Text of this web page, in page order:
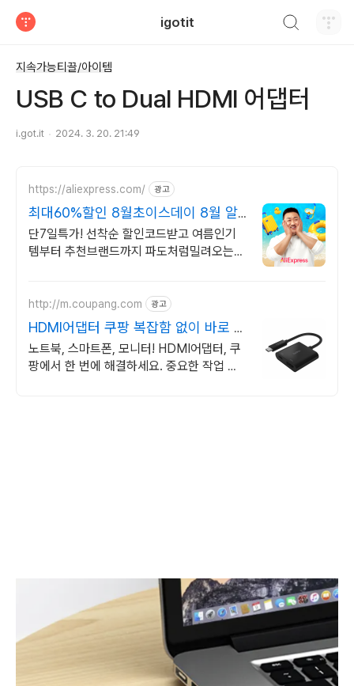
igotit
지속가능티끌/아이템
USB C to Dual HDMI 어댑터
i.got.it 2024. 3. 20. 21:49
https://aliexpress.com/ 광고
최대60%할인 8월초이스데이 8월 알
리 할인혜택 파도타기
단7일특가! 선착순 할인코드받고 여름인기
템부터 추천브랜드까지 파도처럼밀려오는
http://m.coupang.com 광고
HDMI어댑터 쿠팡 복잡함 없이 바로 연
결
노트북, 스마트폰, 모니터! HDMI어댑터, 쿠
팡에서 한 번에 해결하세요. 중요한 작업 중